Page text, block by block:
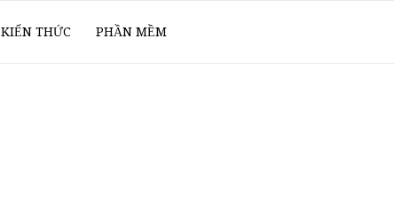
KIẾN THỨC PHẦN MỀM